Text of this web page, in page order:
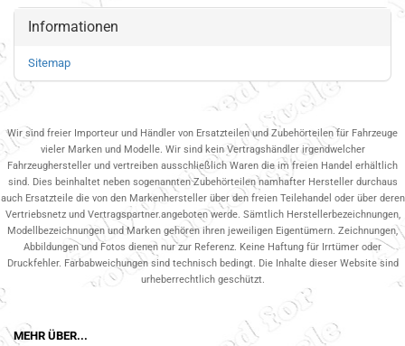
Informationen
Sitemap
Wir sind freier Importeur und Händler von Ersatzteilen und Zubehörteilen für Fahrzeuge
vieler Marken und Modelle. Wir sind kein Vertragshändler irgendwelcher
Fahrzeughersteller und vertreiben ausschließlich Waren die im freien Handel erhältlich
sind. Dies beinhaltet neben sogenannten Zubehörteilen namhafter Hersteller durchaus
auch Ersatzteile die von den Markenhersteller über den freien Teilehandel oder über deren
Vertriebsnetz und Vertragspartner.angeboten werde. Sämtlich Herstellerbezeichnungen,
Modellbezeichnungen und Marken gehören ihren jeweiligen Eigentümern. Zeichnungen,
Abbildungen und Fotos dienen nur zur Referenz. Keine Haftung für Irrtümer oder
Druckfehler. Farbabweichungen sind technisch bedingt. Die Inhalte dieser Website sind
urheberrechtlich geschützt.
MEHR ÜBER...